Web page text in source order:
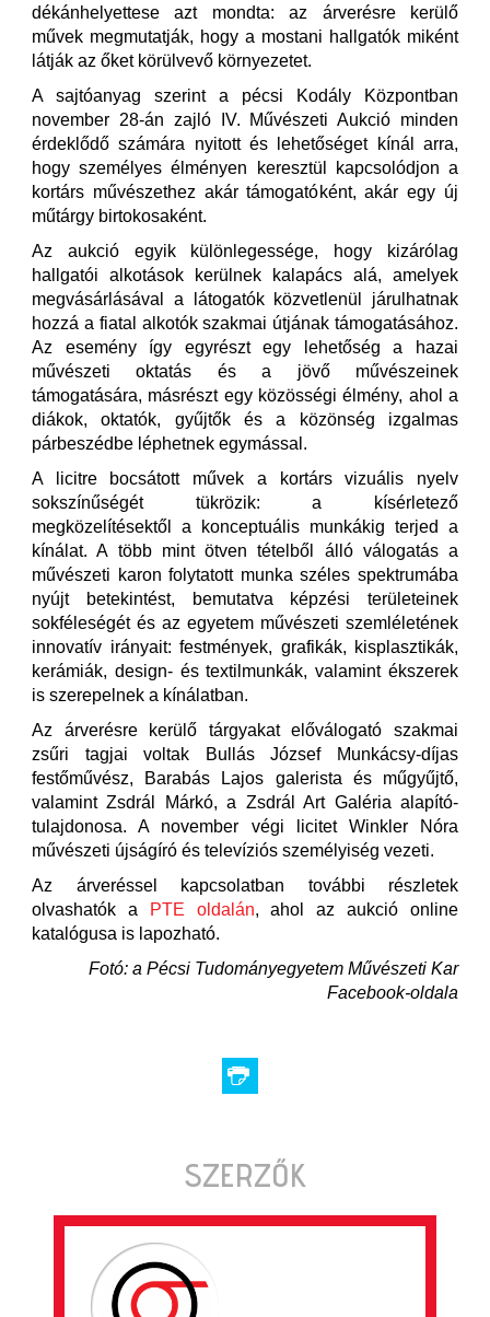
dékánhelyettese azt mondta: az árverésre kerülő
művek megmutatják, hogy a mostani hallgatók miként
látják az őket körülvevő környezetet.
A sajtóanyag szerint a pécsi Kodály Központban
november 28-án zajló IV. Művészeti Aukció minden
érdeklődő számára nyitott és lehetőséget kínál arra,
hogy személyes élményen keresztül kapcsolódjon a
kortárs művészethez akár támogatóként, akár egy új
műtárgy birtokosaként.
Az aukció egyik különlegessége, hogy kizárólag
hallgatói alkotások kerülnek kalapács alá, amelyek
megvásárlásával a látogatók közvetlenül járulhatnak
hozzá a fiatal alkotók szakmai útjának támogatásához.
Az esemény így egyrészt egy lehetőség a hazai
művészeti oktatás és a jövő művészeinek
támogatására, másrészt egy közösségi élmény, ahol a
diákok, oktatók, gyűjtők és a közönség izgalmas
párbeszédbe léphetnek egymással.
A licitre bocsátott művek a kortárs vizuális nyelv
sokszínűségét tükrözik: a kísérletező
megközelítésektől a konceptuális munkákig terjed a
kínálat. A több mint ötven tételből álló válogatás a
művészeti karon folytatott munka széles spektrumába
nyújt betekintést, bemutatva képzési területeinek
sokféleségét és az egyetem művészeti szemléletének
innovatív irányait: festmények, grafikák, kisplasztikák,
kerámiák, design- és textilmunkák, valamint ékszerek
is szerepelnek a kínálatban.
Az árverésre kerülő tárgyakat előválogató szakmai
zsűri tagjai voltak Bullás József Munkácsy-díjas
festőművész, Barabás Lajos galerista és műgyűjtő,
valamint Zsdrál Márkó, a Zsdrál Art Galéria alapító-
tulajdonosa. A november végi licitet Winkler Nóra
művészeti újságíró és televíziós személyiség vezeti.
Az árveréssel kapcsolatban további részletek
olvashatók a
PTE oldalán, ahol az aukció online
katalógusa is lapozható.
Fotó: a Pécsi Tudományegyetem Művészeti Kar
Facebook-oldala
SZERZŐK